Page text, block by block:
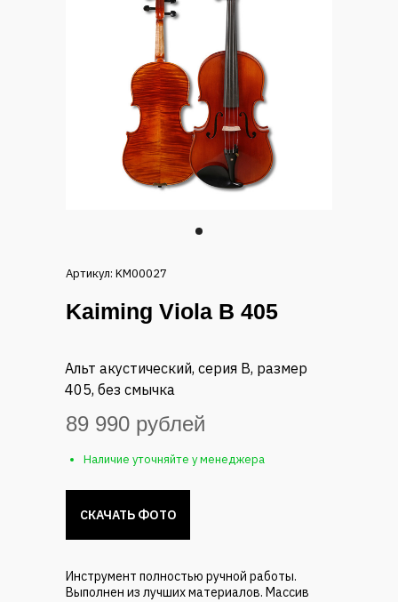
Kaiming Viola B 405
Альт акустический, серия B, размер
405, без смычка
89 990 рублей
Инструмент полностью ручной работы.
Выполнен из лучших материалов. Массив
Наличие уточняйте у менеджера
СКАЧАТЬ ФОТО
Артикул: KM00027